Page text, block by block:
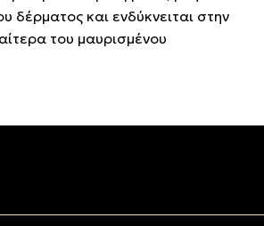
δέρματος και ενδύκνειται στην
του μαυρισμένου